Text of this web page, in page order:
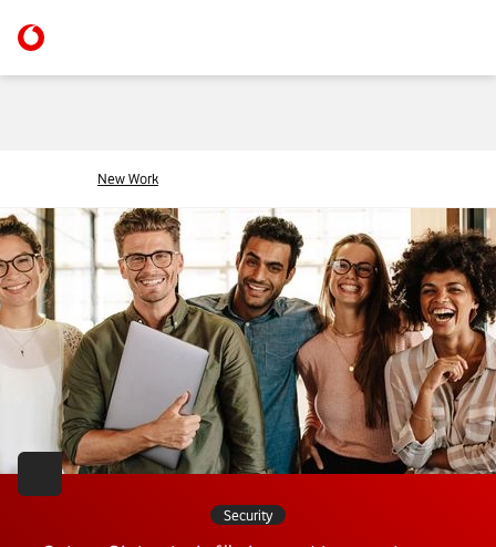
New Work
Security